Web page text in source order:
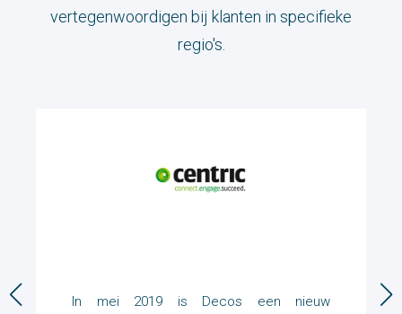
vertegenwoordigen bij klanten in specifieke
regio's.
In mei 2019 is Decos een nieuw